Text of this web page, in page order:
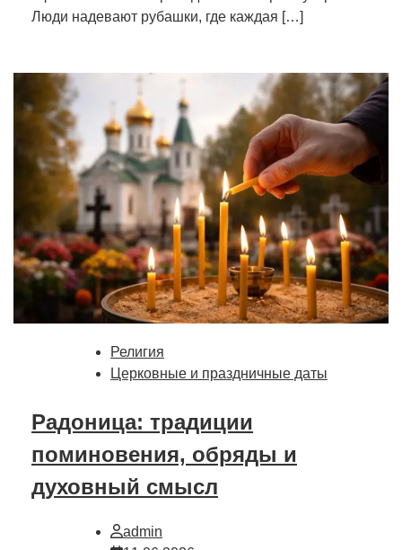
Люди надевают рубашки, где каждая […]
Религия
Церковные и праздничные даты
Радоница: традиции
поминовения, обряды и
духовный смысл
admin